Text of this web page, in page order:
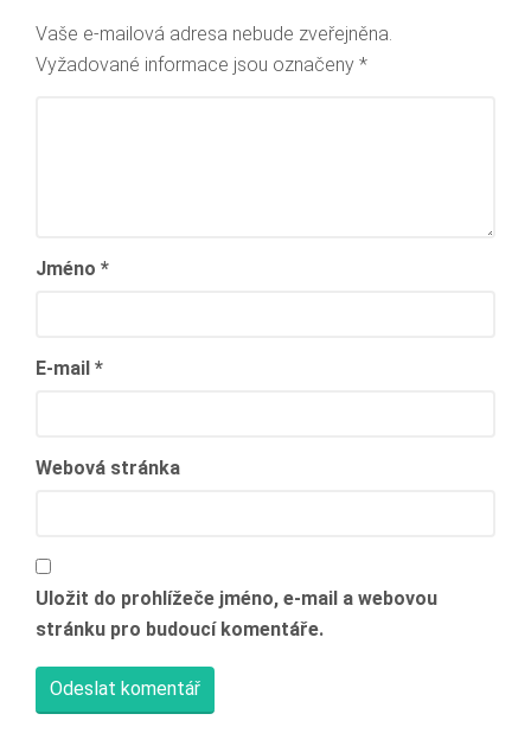
Vaše e-mailová adresa nebude zveřejněna.
Vyžadované informace jsou označeny *
Jméno *
E-mail *
Webová stránka
Uložit do prohlížeče jméno, e-mail a webovou
stránku pro budoucí komentáře.